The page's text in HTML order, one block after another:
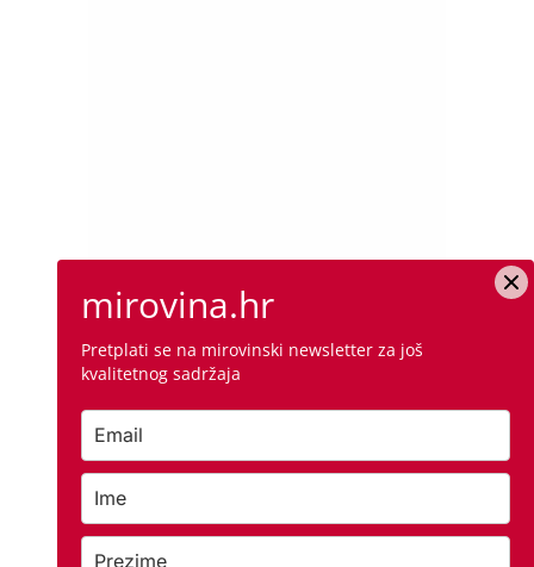
mirovina.hr
Pretplati se na mirovinski newsletter za još
kvalitetnog sadržaja